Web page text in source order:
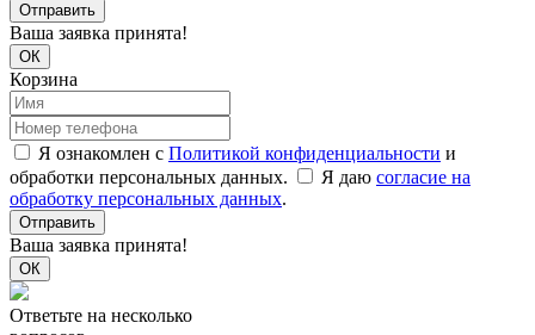
Отправить
Ваша заявка принята!
ОК
Корзина
Я ознакомлен с Политикой конфиденциальности и
обработки персональных данных.
Я даю согласие на
обработку персональных данных.
Отправить
Ваша заявка принята!
ОК
Ответьте на несколько